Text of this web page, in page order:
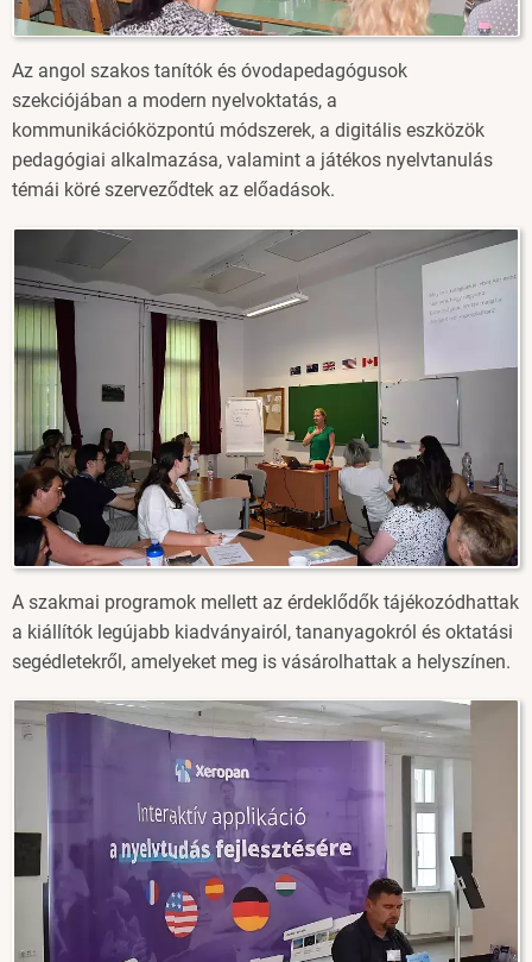
Az angol szakos tanítók és óvodapedagógusok
szekciójában a modern nyelvoktatás, a
kommunikációközpontú módszerek, a digitális eszközök
pedagógiai alkalmazása, valamint a játékos nyelvtanulás
témái köré szerveződtek az előadások.
A szakmai programok mellett az érdeklődők tájékozódhattak
a kiállítók legújabb kiadványairól, tananyagokról és oktatási
segédletekről, amelyeket meg is vásárolhattak a helyszínen.
Image